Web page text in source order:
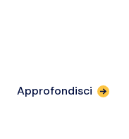
Approfondisci